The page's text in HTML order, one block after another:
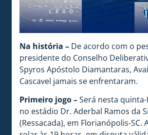
Na história – De acordo com o
presidente do Conselho
Spyros Apóstolo Diamantaras,
Cascavel jamais se enfrentaram.
Primeiro jogo –Será nesta
no estádio Dr. Aderbal Ramos da
(Ressacada), em Florianópolis-SC.